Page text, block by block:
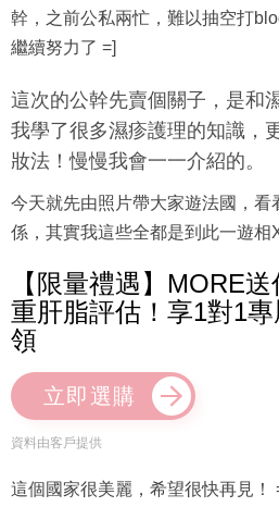
幹，之前公私兩忙，難以抽空打
繼續努力了 =]
這次的公幹先賣個關子，是和
我學了很多濕疹護理的知識，
妝法！慢慢我會一一介紹的。
今天就先由照片帶大家遊法國，看
係，其實我這些全都是到此一遊相
【限量禮遇】MORE
重肝脂評估！享1對1
領
立即選購
資料由客戶提供
這個國家很美麗，希望很快再見！